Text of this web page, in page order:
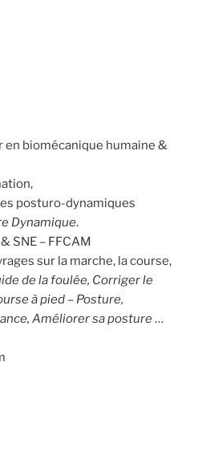
biomécanique humaine &
posturo-dynamiques
Dynamique.
SNE – FFCAM
sur la marche, la course,
de la foulée, Corriger le
à pied – Posture,
Améliorer sa posture…